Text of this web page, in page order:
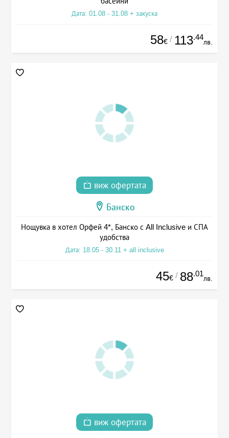
Дата: 01.08 - 31.08 + закуска
58€ / 113.44
лв.
виж офертата
Банско
Нощувка в хотел Орфей 4*, Банско с All Inclusive и СПА
удобства
Дата: 18.05 - 30.11 + all inclusive
45€ / 88.01
лв.
виж офертата